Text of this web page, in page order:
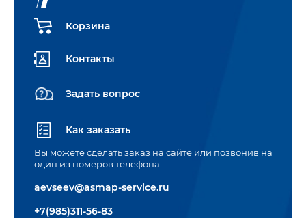
Корзина
Контакты
Задать вопрос
Как заказать
Вы можете сделать заказ на сайте или позвонив на
один из номеров телефона:
aevseev@asmap-service.ru
+7(985)311-56-83